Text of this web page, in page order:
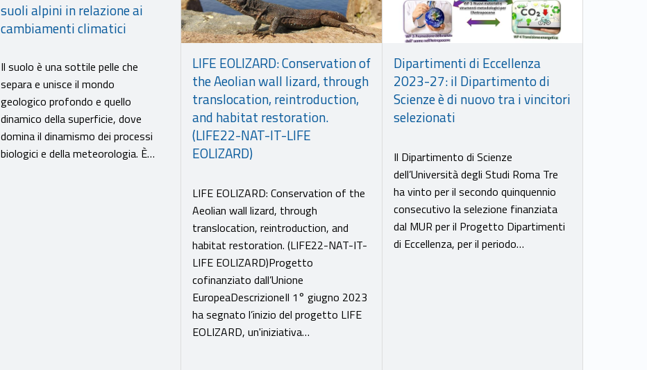
suoli alpini in relazione ai
cambiamenti climatici
Il suolo è una sottile pelle che
separa e unisce il mondo
geologico profondo e quello
dinamico della superficie, dove
domina il dinamismo dei processi
biologici e della meteorologia. È…
LIFE EOLIZARD: Conservation of
the Aeolian wall lizard, through
translocation, reintroduction,
and habitat restoration.
(LIFE22-NAT-IT-LIFE
EOLIZARD)
LIFE EOLIZARD: Conservation of the
Aeolian wall lizard, through
translocation, reintroduction, and
habitat restoration. (LIFE22-NAT-IT-
LIFE EOLIZARD)Progetto
cofinanziato dall’Unione
EuropeaDescrizioneIl 1° giugno 2023
ha segnato l’inizio del progetto LIFE
EOLIZARD, un'iniziativa…
Dipartimenti di Eccellenza
2023-27: il Dipartimento di
Scienze è di nuovo tra i vincitori
selezionati
Il Dipartimento di Scienze
dell’Università degli Studi Roma Tre
ha vinto per il secondo quinquennio
consecutivo la selezione finanziata
dal MUR per il Progetto Dipartimenti
di Eccellenza, per il periodo…